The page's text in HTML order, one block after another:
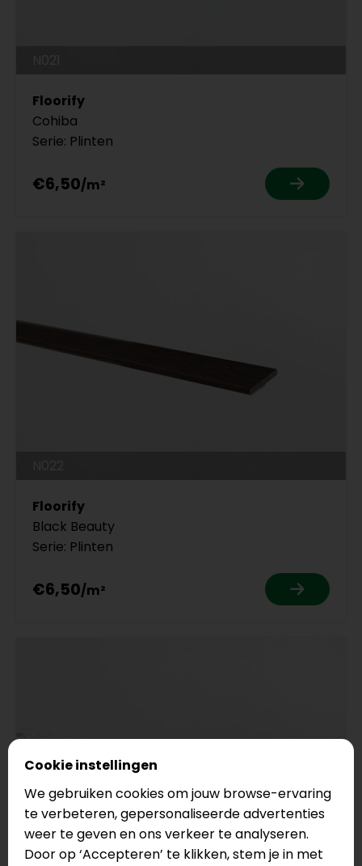
Floorify
Cohiba
Serie: Plinten
€6,50
Floorify
Black Beauty
Serie: Plinten
€6,50
Cookie instellingen
We gebruiken cookies om jouw browse-ervaring
te verbeteren, gepersonaliseerde advertenties
weer te geven en ons verkeer te analyseren.
Door op ‘Accepteren’ te klikken, stem je in met